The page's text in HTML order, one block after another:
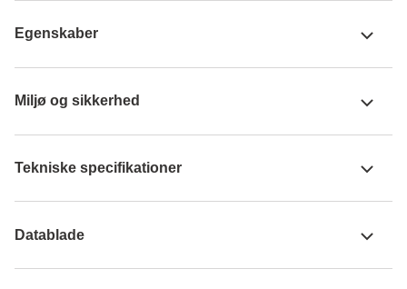
Egenskaber
Miljø og sikkerhed
Tekniske specifikationer
Datablade